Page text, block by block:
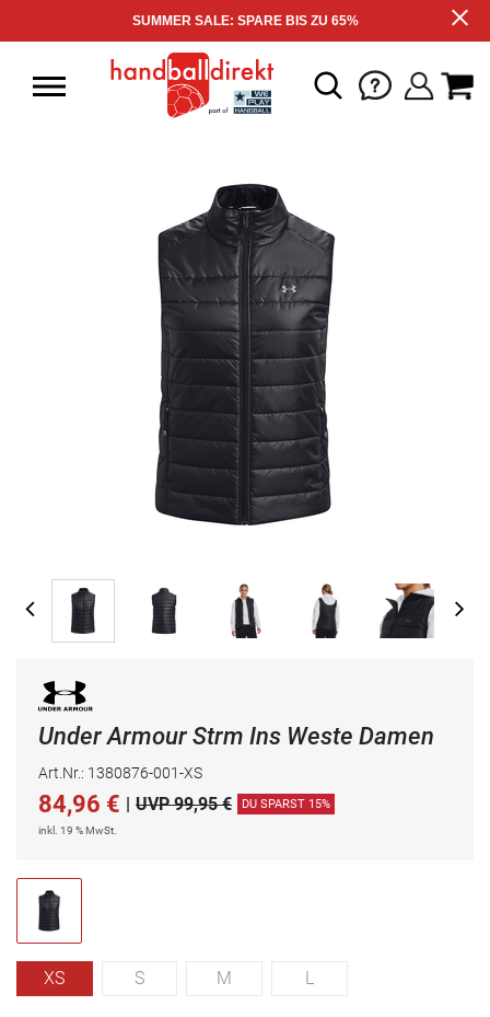
SUMMER SALE: SPARE BIS ZU 65%
Under Armour Strm Ins Weste Damen
Art.Nr.: 1380876-001-XS
84,96 € | UVP 99,95 € DU SPARST 15%
inkl. 19 % MwSt.
XS S M L